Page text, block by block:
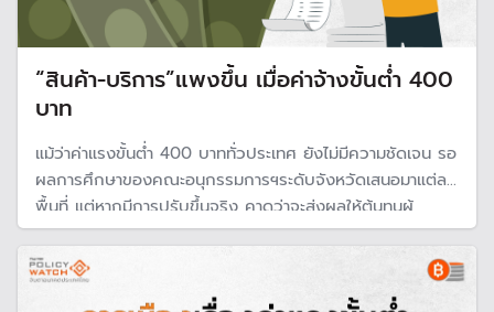
“สินค้า-บริการ”แพงขึ้น เมื่อค่าจ้างขั้นต่ำ 400
บาท
แม้ว่าค่าแรงขั้นต่ำ 400 บาททั่วประเทศ ยังไม่มีความชัดเจน รอ
ผลการศึกษาของคณะอนุกรรมการฯระดับจังหวัดเสนอมาแต่ละ
พื้นที่ แต่หากมีการปรับขึ้นจริง คาดว่าจะส่งผลให้ต้นทุนผู้
ประกอบการเพิ่มขึ้น และเงินเฟ้อขยับขึ้นจากราคาสินค้าบริการ
ปรับราคาตมต้นทุนค่าแรง